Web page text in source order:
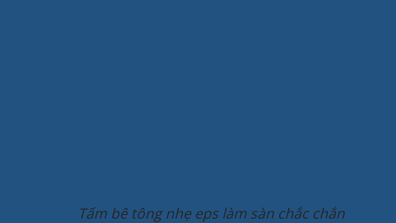
Tấm bê tông nhẹ eps làm sàn chắc chắn